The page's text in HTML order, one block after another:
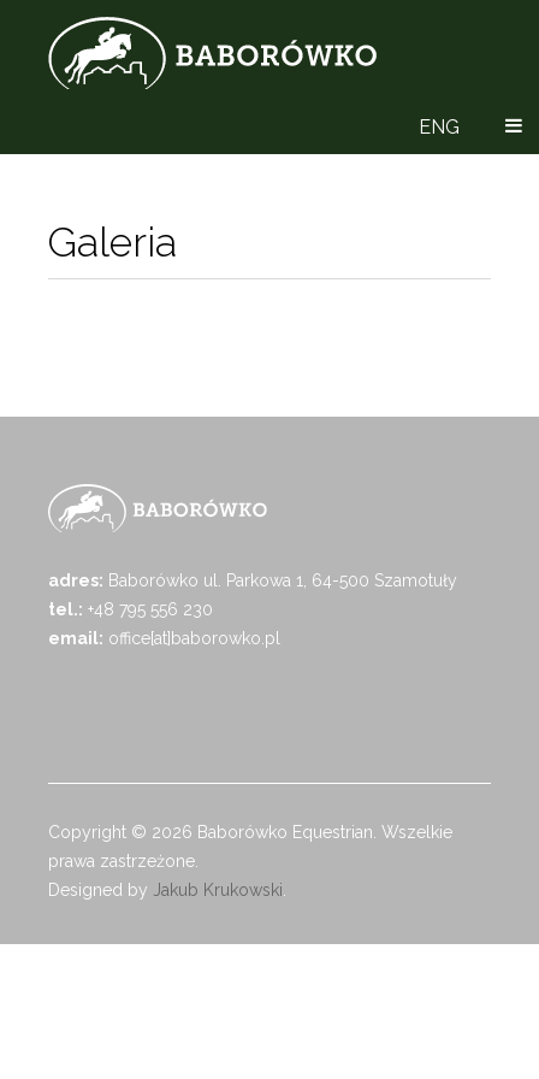
ENG
Galeria
adres: Baborówko ul. Parkowa 1, 64-500 Szamotuły
tel.: +48 795 556 230
email: office[at]baborowko.pl
Copyright © 2026 Baborówko Equestrian. Wszelkie
prawa zastrzeżone.
Designed by Jakub Krukowski